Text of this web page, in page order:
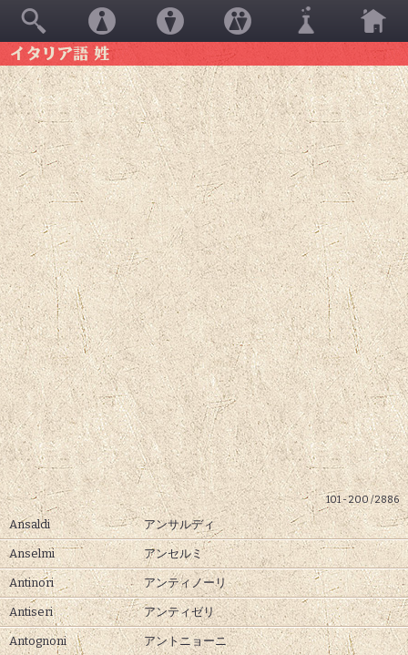
101 - 200 / 2886
Ansaldi アンサルディ
Anselmi アンセルミ
Antinori アンティノーリ
Antiseri アンティゼリ
Antognoni アントニョーニ